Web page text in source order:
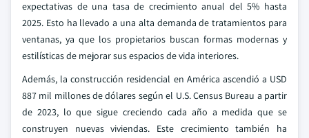
expectativas de una tasa de crecimiento anual del 5% hasta
2025. Esto ha llevado a una alta demanda de tratamientos para
ventanas, ya que los propietarios buscan formas modernas y
estilísticas de mejorar sus espacios de vida interiores.
Además, la construcción residencial en América ascendió a USD
887 mil millones de dólares según el U.S. Census Bureau a partir
de 2023, lo que sigue creciendo cada año a medida que se
construyen nuevas viviendas. Este crecimiento también ha